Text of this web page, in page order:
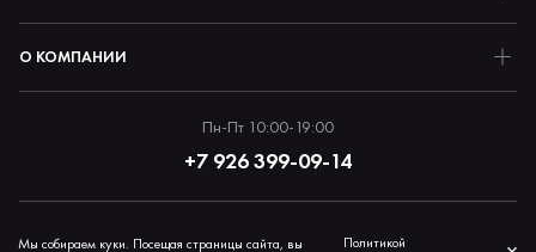
О КОМПАНИИ
Пн-Пт 10:00-19:00
+7 926 399-09-14
Политика обработки персональных данных
Мы собираем куки. Посещая страницы сайта, вы
Политикой